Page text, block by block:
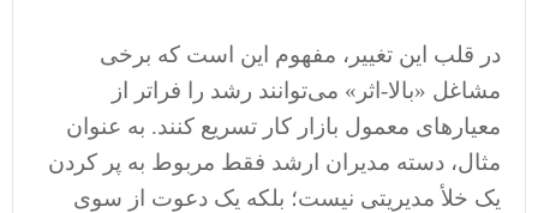
در قلب این تغییر، مفهوم این است که برخی
مشاغل «بالا-اثر» می‌توانند رشد را فراتر از
معیارهای معمول بازار کار تسریع کنند. به عنوان
مثال، دسته مدیران ارشد فقط مربوط به پر کردن
یک خلأ مدیریتی نیست؛ بلکه یک دعوت از سوی